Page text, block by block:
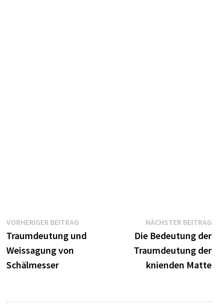
Beitragsnavigation
VORHERIGER BEITRAGVorheriger
Beitrag:
Traumdeutung und
Weissagung von
Schälmesser
NÄCHSTER BEITRAG
Die Bedeutung der
Traumdeutung der
knienden Matte